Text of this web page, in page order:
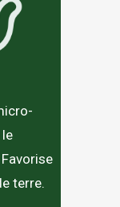
terre.